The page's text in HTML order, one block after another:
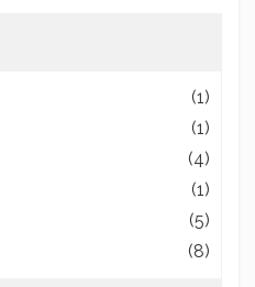
(1)
(1)
(4)
(1)
(5)
(8)